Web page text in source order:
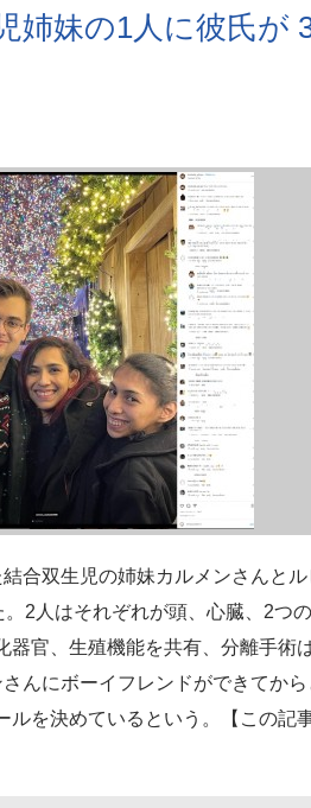
姉妹の1人に彼氏が
合双生児の姉妹カルメンさんと
2人はそれぞれが頭、心臓、2つ
器官、生殖機能を共有、分離手術
んにボーイフレンドができてか
ルを決めているという。【この記